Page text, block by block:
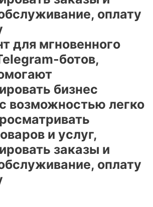
оплату
для мгновенного
ботов,
бизнес
возможностью легко
и услуг,
заказы и
оплату